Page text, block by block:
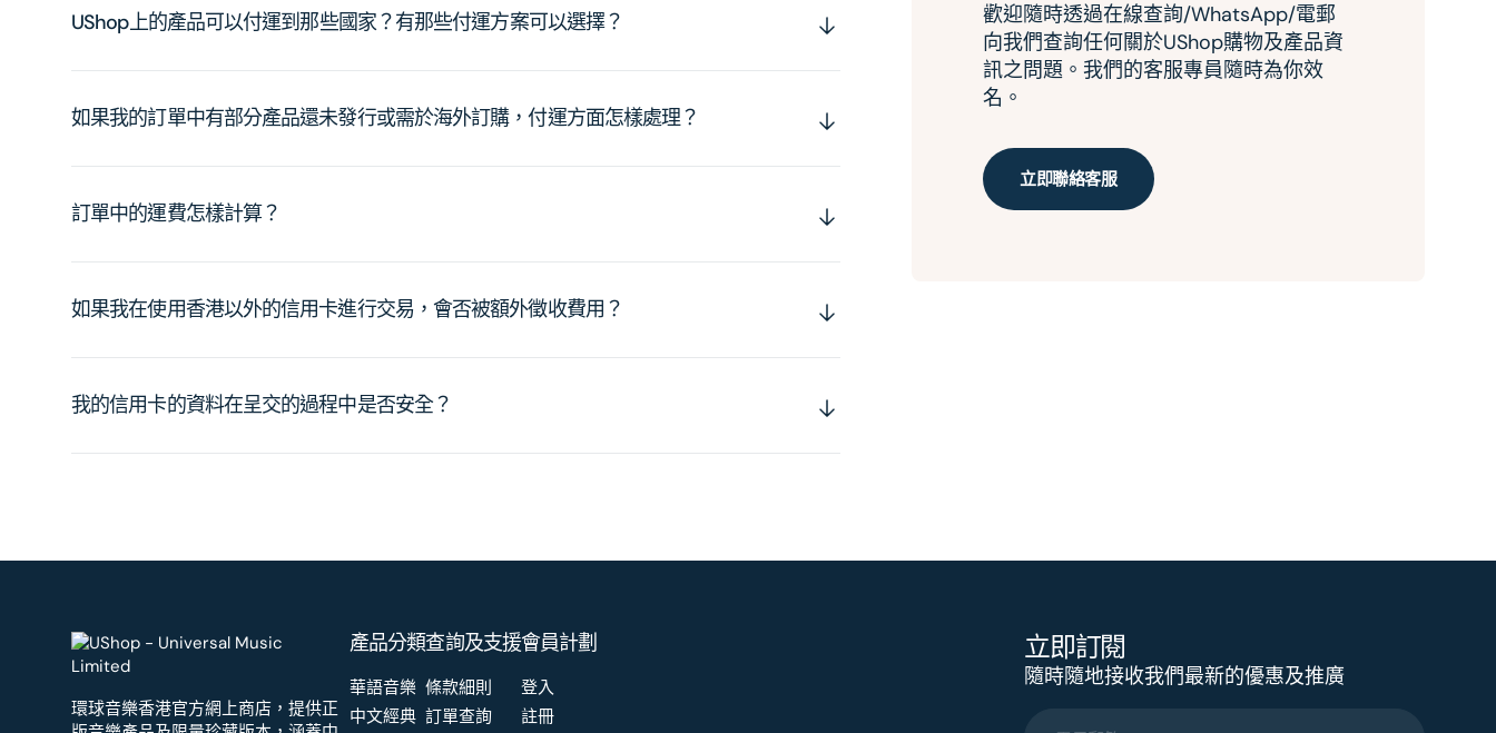
UShop上的產品可以付運到那些國家？有那些付運方案可以選擇？
如果我的訂單中有部分產品還未發行或需於海外訂購，付運方面怎樣處理？
訂單中的運費怎樣計算？
如果我在使用香港以外的信用卡進行交易，會否被額外徵收費用？
我的信用卡的資料在呈交的過程中是否安全？
歡迎隨時透過在線查詢/WhatsApp/電郵
向我們查詢任何關於UShop購物及產品資
訊之問題。我們的客服專員隨時為你效
名。
立即聯絡客服
環球音樂香港官方網上商店，提供正
產品分類
華語音樂
中文經典
查詢及支援
條款細則
訂單查詢
會員計劃
登入
註冊
立即訂閱
隨時隨地接收我們最新的優惠及推廣